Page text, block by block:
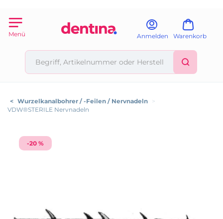
Menü Anmelden Warenkorb
< Wurzelkanalbohrer / -Feilen / Nervnadeln >
VDW®STERILE Nervnadeln
-20 %